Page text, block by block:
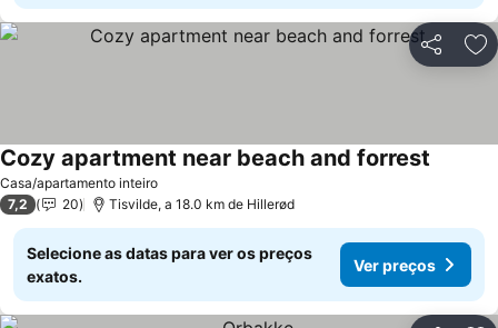
Partilhar
Casa/apartamento inteiro
Cozy apartment near beach and forrest
7,2 20 Tisvilde, a 18.0 km de Hillerød
Selecione as datas para ver os preços
exatos.
Ver preços